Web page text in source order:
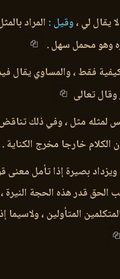
يقال لي ،وقيل : المراد
وهو محمل سهل .
فقط ، والمساوي يقال
تعالى
لمثله مثل ، وفي ذلك تناقض
الكلام خارجا مخرج الكناية .
بصيرة إذا تأمل معنى
الحق قدر هذه الحجة النيرة ،
المتأولين ، ولاسيما